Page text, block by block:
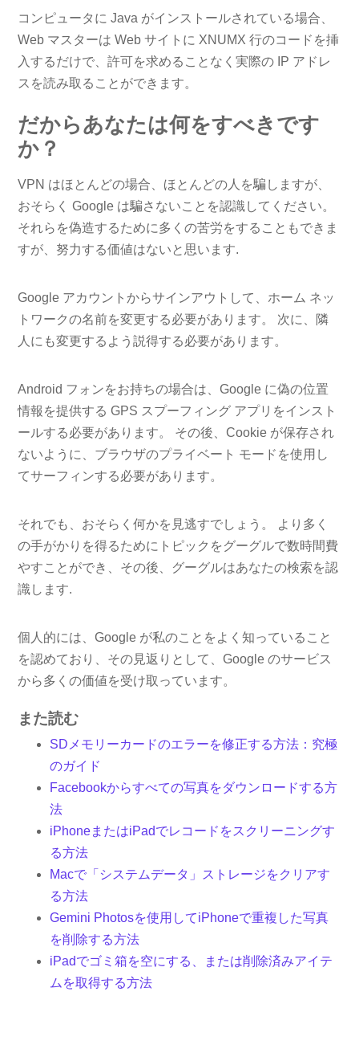
コンピュータに Java がインストールされている場合、
Web マスターは Web サイトに XNUMX 行のコードを挿
入するだけで、許可を求めることなく実際の IP アドレ
スを読み取ることができます。
だからあなたは何をすべきです
か？
VPN はほとんどの場合、ほとんどの人を騙しますが、
おそらく Google は騙さないことを認識してください。
それらを偽造するために多くの苦労をすることもできま
すが、努力する価値はないと思います.
Google アカウントからサインアウトして、ホーム ネッ
トワークの名前を変更する必要があります。 次に、隣
人にも変更するよう説得する必要があります。
Android フォンをお持ちの場合は、Google に偽の位置
情報を提供する GPS スプーフィング アプリをインスト
ールする必要があります。 その後、Cookie が保存され
ないように、ブラウザのプライベート モードを使用し
てサーフィンする必要があります。
それでも、おそらく何かを見逃すでしょう。 より多く
の手がかりを得るためにトピックをグーグルで数時間費
やすことができ、その後、グーグルはあなたの検索を認
識します.
個人的には、Google が私のことをよく知っていること
を認めており、その見返りとして、Google のサービス
から多くの価値を受け取っています。
また読む
SDメモリーカードのエラーを修正する方法：究極
のガイド
Facebookからすべての写真をダウンロードする方
法
iPhoneまたはiPadでレコードをスクリーニングす
る方法
Macで「システムデータ」ストレージをクリアす
る方法
Gemini Photosを使用してiPhoneで重複した写真
を削除する方法
iPadでゴミ箱を空にする、または削除済みアイテ
ムを取得する方法